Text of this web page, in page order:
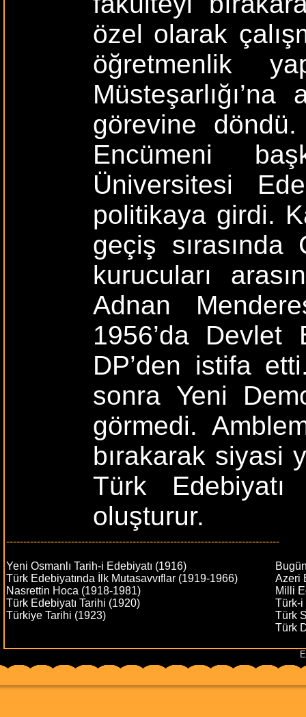
özel olarak
öğretmenlik
görevine
Encümeni
Üniversitesi
politikaya girdi.
geçiş sırasında
kurucuları
Adnan
1956’da Devlet
DP’den istifa
sonra Yeni
görmedi.
bırakarak siyasi
Türk Edebiyatı
oluşturur.
--------------------------------------------------------------------------------
Yeni Osmanlı Tarih-i Edebiyatı (1916)
Türk Edebiyatında İlk Mutasavvıflar (1919-1966)
Nasrettin Hoca (1918-1981)
Türk Edebiyatı Tarihi (1920)
Türkiye Tarihi (1923)
Azeri
Milli
Türk-i
Türk
Türk